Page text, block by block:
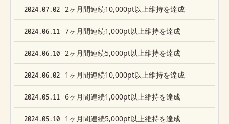
2024.07.02 2ヶ月間連続10,000pt以上維持を達成
2024.06.11 7ヶ月間連続1,000pt以上維持を達成
2024.06.10 2ヶ月間連続5,000pt以上維持を達成
2024.06.02 1ヶ月間連続10,000pt以上維持を達成
2024.05.11 6ヶ月間連続1,000pt以上維持を達成
2024.05.10 1ヶ月間連続5,000pt以上維持を達成